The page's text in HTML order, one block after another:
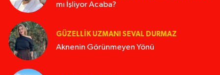
mı İşliyor Acaba?
GÜZELLIK UZMANI SEVAL DURMAZ
Aknenin Görünmeyen Yönü